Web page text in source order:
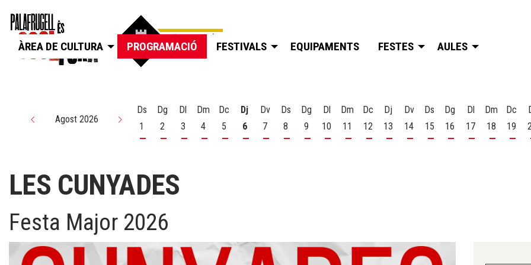
ÀREA DE CULTURA PROGRAMACIÓ FESTIVALS EQUIPAMENTS FESTES AULES
Agost 2026
Ds
1
Dissabte 1 d'agost
Dg
2
Diumenge 2 d'agost
Dl
3
Dilluns 3 d'agost
Dm
4
Dimarts 4 d'agost
Dc
5
Dimecres 5 d'agost
Dj
6
Dijous 6 d'agost
Dv
7
Divendres 7 d'agost
Ds
8
Dissabte 8 d'agost
Dg
9
Diumenge 9 d'agost
Dl
10
Dilluns 10 d'agost
Dm
11
Dimarts 11 d'agost
Dc
12
Dimecres 12 d'agost
Dj
13
Dijous 13 d'agost
Dv
14
Divendres 14 d'agost
Ds
15
Dissabte 15 d'agost
Dg
16
Diumenge 16 d'agost
Dl
17
Dilluns 17
Dm
18
Dimarts
Dc
19
LES CUNYADES
Festa Major 2026